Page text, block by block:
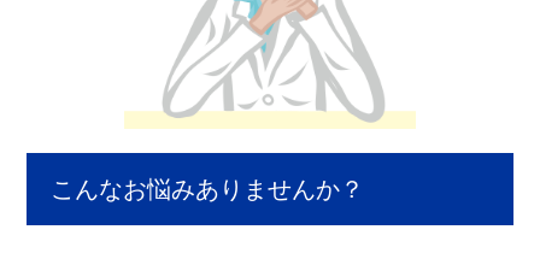
こんなお悩みありませんか？